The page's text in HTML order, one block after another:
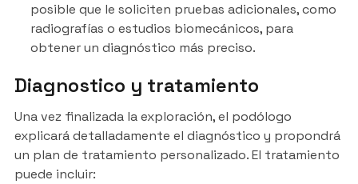
posible que le soliciten pruebas adicionales, como
radiografías o estudios biomecánicos, para
obtener un diagnóstico más preciso.
Diagnostico y tratamiento
Una vez finalizada la exploración, el podólogo
explicará detalladamente el diagnóstico y propondrá
un plan de tratamiento personalizado. El tratamiento
puede incluir: